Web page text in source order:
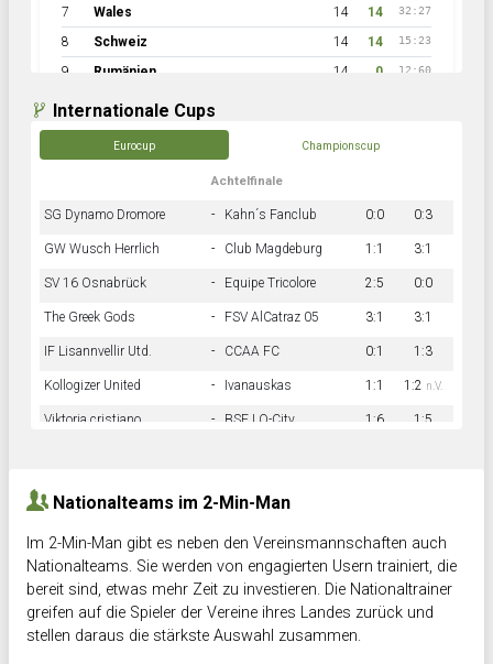
7 Wales 14 14 32:27
8 Schweiz 14 14 15:23
9 Rumänien 14 0 12:60
Internationale Cups
Eurocup Championscup
Achtelfinale
SG Dynamo Dromore - Kahn´s Fanclub 0:0 0:3
GW Wusch Herrlich - Club Magdeburg 1:1 3:1
SV 16 Osnabrück - Equipe Tricolore 2:5 0:0
The Greek Gods - FSV AlCatraz 05 3:1 3:1
IF Lisannvellir Utd. - CCAA FC 0:1 1:3
Kollogizer United - Ivanauskas 1:1 1:2 n.V.
Viktoria cristiano - BSF LO-City 1:6 1:5
Nationalteams im 2-Min-Man
Im 2-Min-Man gibt es neben den Vereinsmannschaften auch
Nationalteams. Sie werden von engagierten Usern trainiert, die
bereit sind, etwas mehr Zeit zu investieren. Die Nationaltrainer
greifen auf die Spieler der Vereine ihres Landes zurück und
stellen daraus die stärkste Auswahl zusammen.